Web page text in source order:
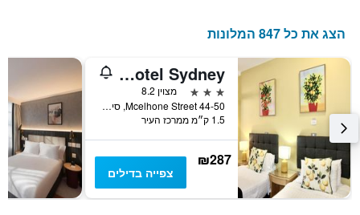
1
Y
המציג
את
מחיר
הממוצע
של
חדר
הצג את כל 847 המלונות
Mariners Court Hotel Sydney
3 כוכבים
מצוין 8.2
44-50 Mcelhone Street, סידני, NSW, אוסטרליה
1.5 ק״מ ממרכז העיר
₪287
צפייה בדילים